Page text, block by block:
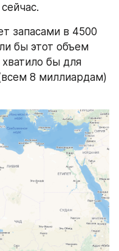
запасами в 4500
бы этот объем
бы для
8 миллиардам)